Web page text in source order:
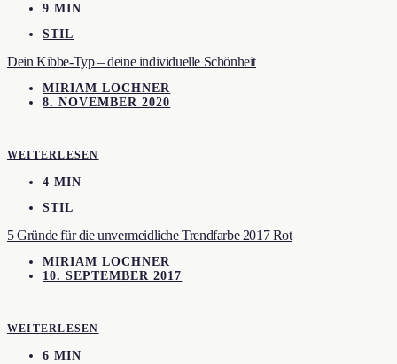
9 MIN
STIL
Dein Kibbe-Typ – deine individuelle Schönheit
MIRIAM LOCHNER
8. NOVEMBER 2020
WEITERLESEN
4 MIN
STIL
5 Gründe für die unvermeidliche Trendfarbe 2017 Rot
MIRIAM LOCHNER
10. SEPTEMBER 2017
WEITERLESEN
6 MIN